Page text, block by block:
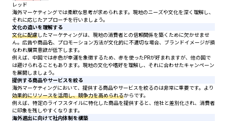
レッド
海外マーケティングでは柔軟な思考が求められます。現地のニーズや文化を深く理解し、
それに応じたアプローチを行いましょう。
文化の違いを理解する
文化に配慮したマーケティングは、現地の消費者との信頼関係を築くために欠かせませ
ん。広告や商品名、プロモーション方法が文化的に不適切な場合、ブランドイメージが損
なわれ購買意欲が低下します。
例えば、中国では赤色が幸運を象徴するため、赤を使ったPRが好まれますが、他の国で
は避けられることもあります。現地の文化や嗜好を理解し、それに合わせたキャンペーン
を展開しましょう。
提供する商品やサービスを絞る
海外マーケティングにおいて、提供する商品やサービスを絞るのは非常に重要です。より
効果的にリソースを活用し、競争力を高められるからです。
例えば、特定のライフスタイルに特化した商品を提供すると、他社と差別化され、消費者
に印象を残しやすくなります。
海外進出に向けて社内体制を構築